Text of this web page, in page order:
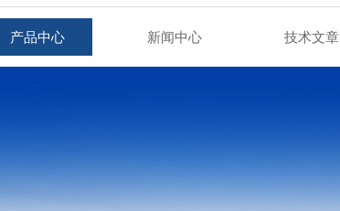
产品中心 新闻中心 技术文章